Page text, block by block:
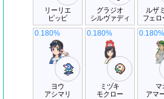
リーリエ
ピッピ
グラジオ
シルヴァディ
ルザ
フェ
ヨウ
アシマリ
0.180%
ミヅキ
モクロー
0.180%
マ
アマ
0.180%